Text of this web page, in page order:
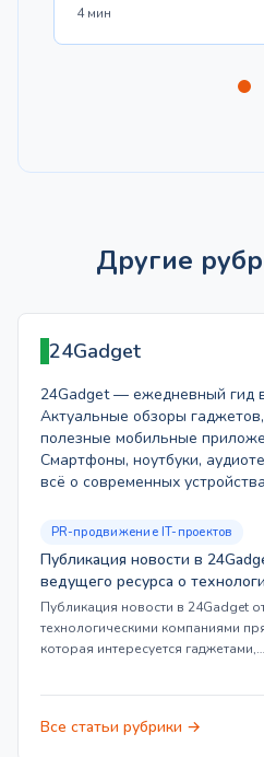
4 мин
Другие
24Gadget
24Gadget — ежедневный гид
Актуальные обзоры
полезные мобильные
Смартфоны, ноутбуки,
всё о современных
PR-продвижение IT-проектов
Публикация новости в
ведущего ресурса о
Публикация новости в 24Gadget
технологическими компаниями
которая интересуется гаджетами,…
Все статьи рубрики →